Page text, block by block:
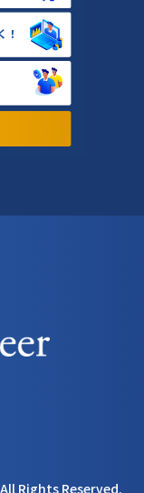
Rights Reserved.